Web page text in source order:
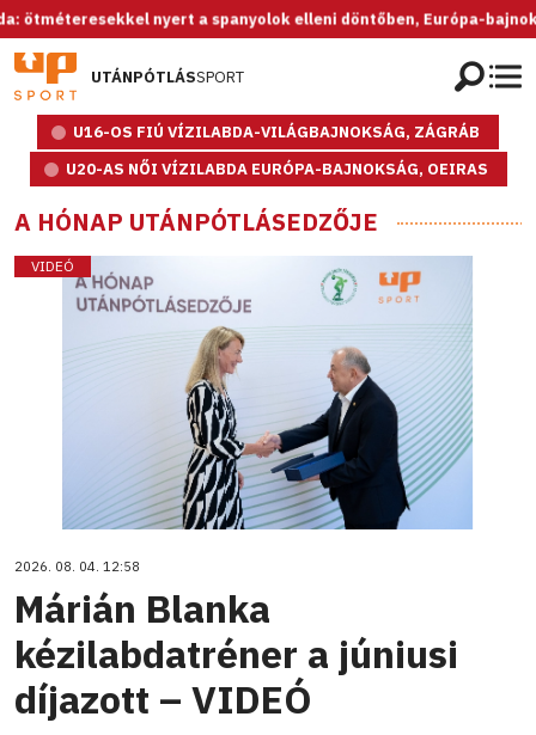
nyert a spanyolok elleni döntőben, Európa-bajnok az U20-
UTÁNPÓTLÁSSPORT
U16-OS FIÚ VÍZILABDA-VILÁGBAJNOKSÁG, ZÁGRÁB
U20-AS NŐI VÍZILABDA EURÓPA-BAJNOKSÁG, OEIRAS
A HÓNAP UTÁNPÓTLÁSEDZŐJE
VIDEÓ
2026. 08. 04. 12:58
Márián Blanka
kézilabdatréner a júniusi
díjazott – VIDEÓ